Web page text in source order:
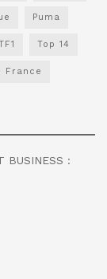
Puma
Top 14
France
BUSINESS :